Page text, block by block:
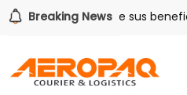
Breaking News
Volver también tiene sus